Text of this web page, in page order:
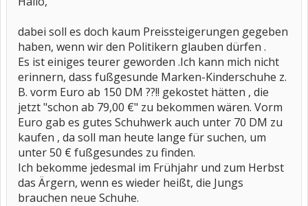
dabei soll es doch kaum Preissteigerungen gegeben
haben, wenn wir den Politikern glauben dürfen .
Es ist einiges teurer geworden .Ich kann mich nicht
erinnern, dass fußgesunde Marken-Kinderschuhe z.
B. vorm Euro ab 150 DM ??!! gekostet hätten , die
jetzt "schon ab 79,00 €" zu bekommen wären. Vorm
Euro gab es gutes Schuhwerk auch unter 70 DM zu
kaufen , da soll man heute lange für suchen, um
unter 50 € fußgesundes zu finden.
Ich bekomme jedesmal im Frühjahr und zum Herbst
das Ärgern, wenn es wieder heißt, die Jungs
brauchen neue Schuhe.